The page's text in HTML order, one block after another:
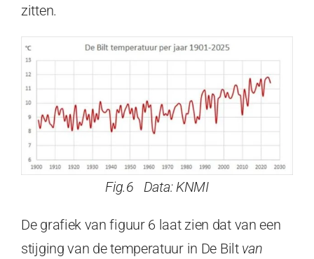
zitten.
Fig.6 Data: KNMI
De grafiek van figuur 6 laat zien dat van een
stijging van de temperatuur in De Bilt van